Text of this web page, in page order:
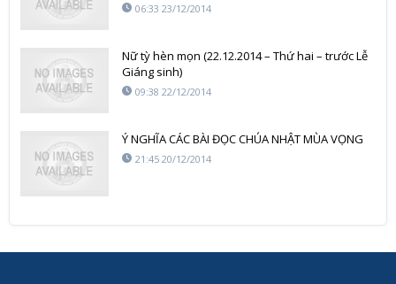
06:33 23/12/2014
Nữ tỳ hèn mọn (22.12.2014 – Thứ hai – trước Lễ
Giáng sinh)
09:38 22/12/2014
Ý NGHĨA CÁC BÀI ĐỌC CHÚA NHẬT MÙA VỌNG
21:45 20/12/2014